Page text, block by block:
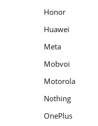
Honor
Huawei
Meta
Mobvoi
Motorola
Nothing
OnePlus